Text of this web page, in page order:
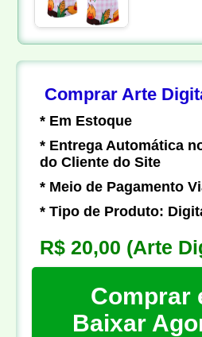
Comprar Arte
* Em Estoque
* Entrega Automática
do Cliente do Site
* Meio de Pagamento
* Tipo de Produto:
R$ 20,00 (Arte
Comprar
Baixar